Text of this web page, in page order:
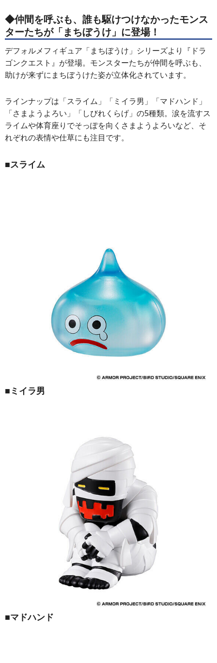
◆仲間を呼ぶも、誰も駆けつけなかったモンス
ターたちが「まちぼうけ」に登場！
デフォルメフィギュア「まちぼうけ」シリーズより『ドラ
ゴンクエスト』が登場。モンスターたちが仲間を呼ぶも、
助けが来ずにまちぼうけた姿が立体化されています。
ラインナップは「スライム」「ミイラ男」「マドハンド」
「さまようよろい」「しびれくらげ」の5種類。涙を流すス
ライムや体育座りでそっぽを向くさまようよろいなど、そ
れぞれの表情や仕草にも注目です。
■スライム
■ミイラ男
■マドハンド